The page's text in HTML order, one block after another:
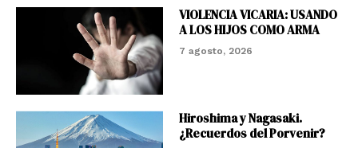
VIOLENCIA VICARIA: USANDO
A LOS HIJOS COMO ARMA
7 agosto, 2026
Hiroshima y Nagasaki.
¿Recuerdos del Porvenir?